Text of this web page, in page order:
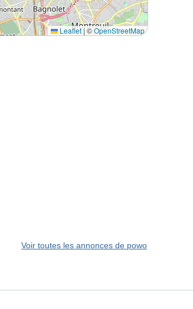
Leaflet |©OpenStreetMap
Voir toutes les annonces de powo